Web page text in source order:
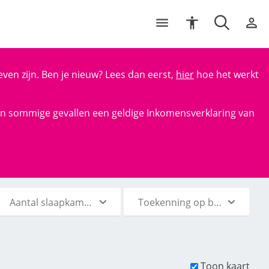
zijn. Ben je nieuw? Lees dan eerst, hier hoe het werkt
sommige gevallen een geldige Inkomensverklaring van
Aantal slaapkamers Toekenning op basis van
Toon kaart